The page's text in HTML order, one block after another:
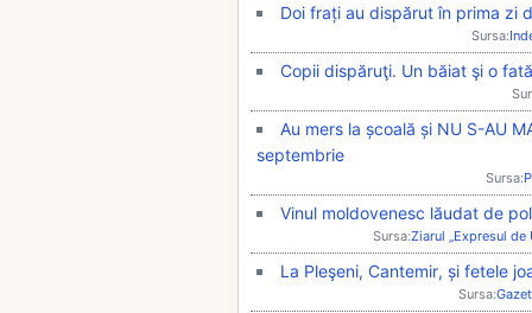
Doi frați au dispărut în prima zi
Sursa:
Copii dispăruţi. Un băiat şi o
Au mers la școală și NU S-AU
septembrie
Sursa:
Vinul moldovenesc lăudat de
Sursa:Ziarul „Expresul de
La Pleşeni, Cantemir, și fetele
Sursa: